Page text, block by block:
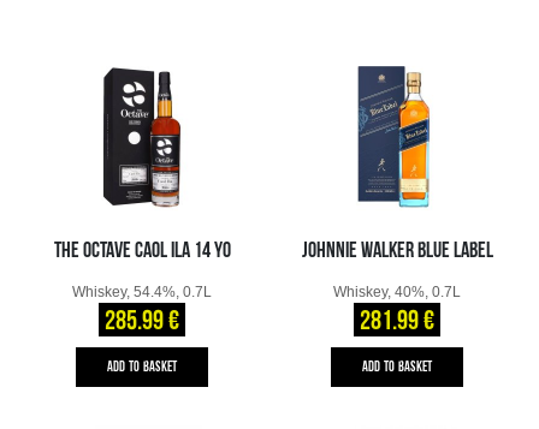
THE OCTAVE CAOL ILA 14 YO
Whiskey, 54.4%, 0.7L
285.99 €
ADD TO BASKET
JOHNNIE WALKER BLUE LABEL
Whiskey, 40%, 0.7L
281.99 €
ADD TO BASKET